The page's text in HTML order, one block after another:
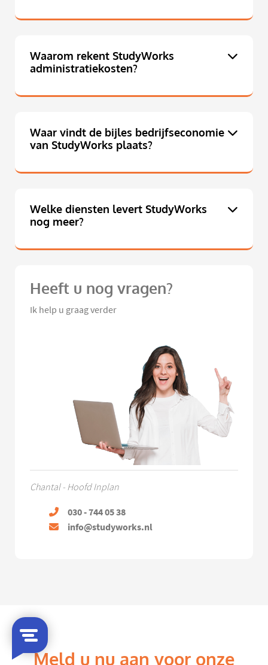
Waarom rekent StudyWorks
administratiekosten?
Waar vindt de bijles bedrijfseconomie
van StudyWorks plaats?
Welke diensten levert StudyWorks
nog meer?
Heeft u nog vragen?
Ik help u graag verder
Chantal - Hoofd Inplan
030 - 744 05 38
info@studyworks.nl
Meld u nu aan voor onze